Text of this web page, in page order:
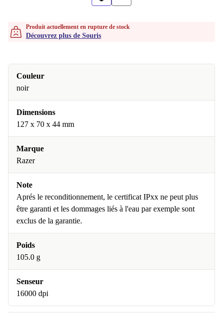
Produit actuellement en rupture de stock
Découvrez plus de Souris
Couleur
noir
Dimensions
127 x 70 x 44 mm
Marque
Razer
Note
Aprés le reconditionnement, le certificat IPxx ne peut plus
être garanti et les dommages liés à l'eau par exemple sont
exclus de la garantie.
Poids
105.0 g
Senseur
16000 dpi